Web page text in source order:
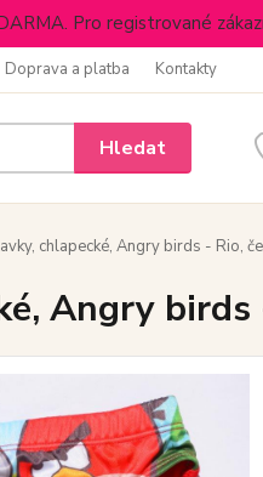
Pro registrované
Doprava a platba Kontakty
Hledat
chlapecké, Angry birds - Rio,
Angry birds